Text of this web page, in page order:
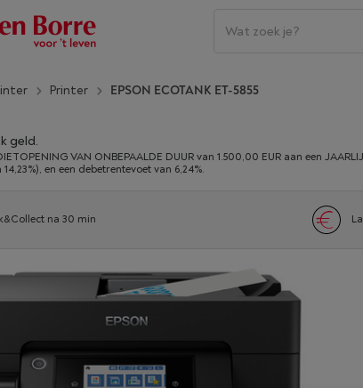
Printer EPSON ECOTANK ET-5855
geld.
VAN ONBEPAALDE DUUR van 1.500,00 EUR aan een
en een debetrentevoet van 6,24%.
na 30 min